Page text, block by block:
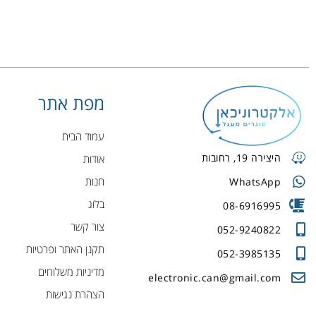
היצירה 19, רחובות
WhatsApp
08-6916995
052-9240822
052-3985135
electronic.can@gmail.com
מפת אתר
עמוד הבית
אודות
חנות
בלוג
צור קשר
תקנן האתר ופרטיות
מדיניות משלוחים
הצהרת נגישות